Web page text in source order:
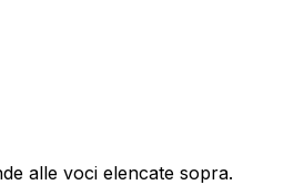
alle voci elencate sopra.